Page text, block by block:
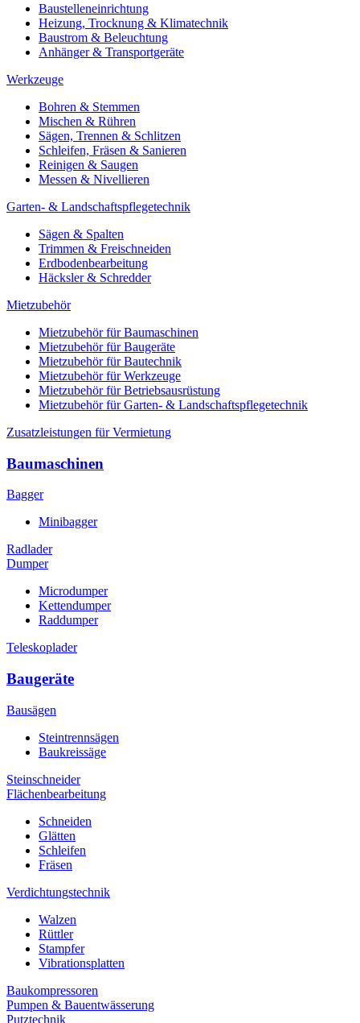
Baustelleneinrichtung
Heizung, Trocknung & Klimatechnik
Baustrom & Beleuchtung
Anhänger & Transportgeräte
Werkzeuge
Bohren & Stemmen
Mischen & Rühren
Sägen, Trennen & Schlitzen
Schleifen, Fräsen & Sanieren
Reinigen & Saugen
Messen & Nivellieren
Garten- & Landschaftspflegetechnik
Sägen & Spalten
Trimmen & Freischneiden
Erdbodenbearbeitung
Häcksler & Schredder
Mietzubehör
Mietzubehör für Baumaschinen
Mietzubehör für Baugeräte
Mietzubehör für Bautechnik
Mietzubehör für Werkzeuge
Mietzubehör für Betriebsausrüstung
Mietzubehör für Garten- & Landschaftspflegetechnik
Zusatzleistungen für Vermietung
Baumaschinen
Bagger
Minibagger
Radlader
Dumper
Microdumper
Kettendumper
Raddumper
Teleskoplader
Baugeräte
Bausägen
Steintrennsägen
Baukreissäge
Steinschneider
Flächenbearbeitung
Schneiden
Glätten
Schleifen
Fräsen
Verdichtungstechnik
Walzen
Rüttler
Stampfer
Vibrationsplatten
Baukompressoren
Pumpen & Bauentwässerung
Putztechnik